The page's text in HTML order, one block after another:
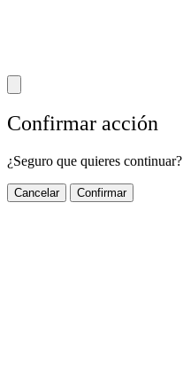
Confirmar acción
¿Seguro que quieres continuar?
Cancelar Confirmar